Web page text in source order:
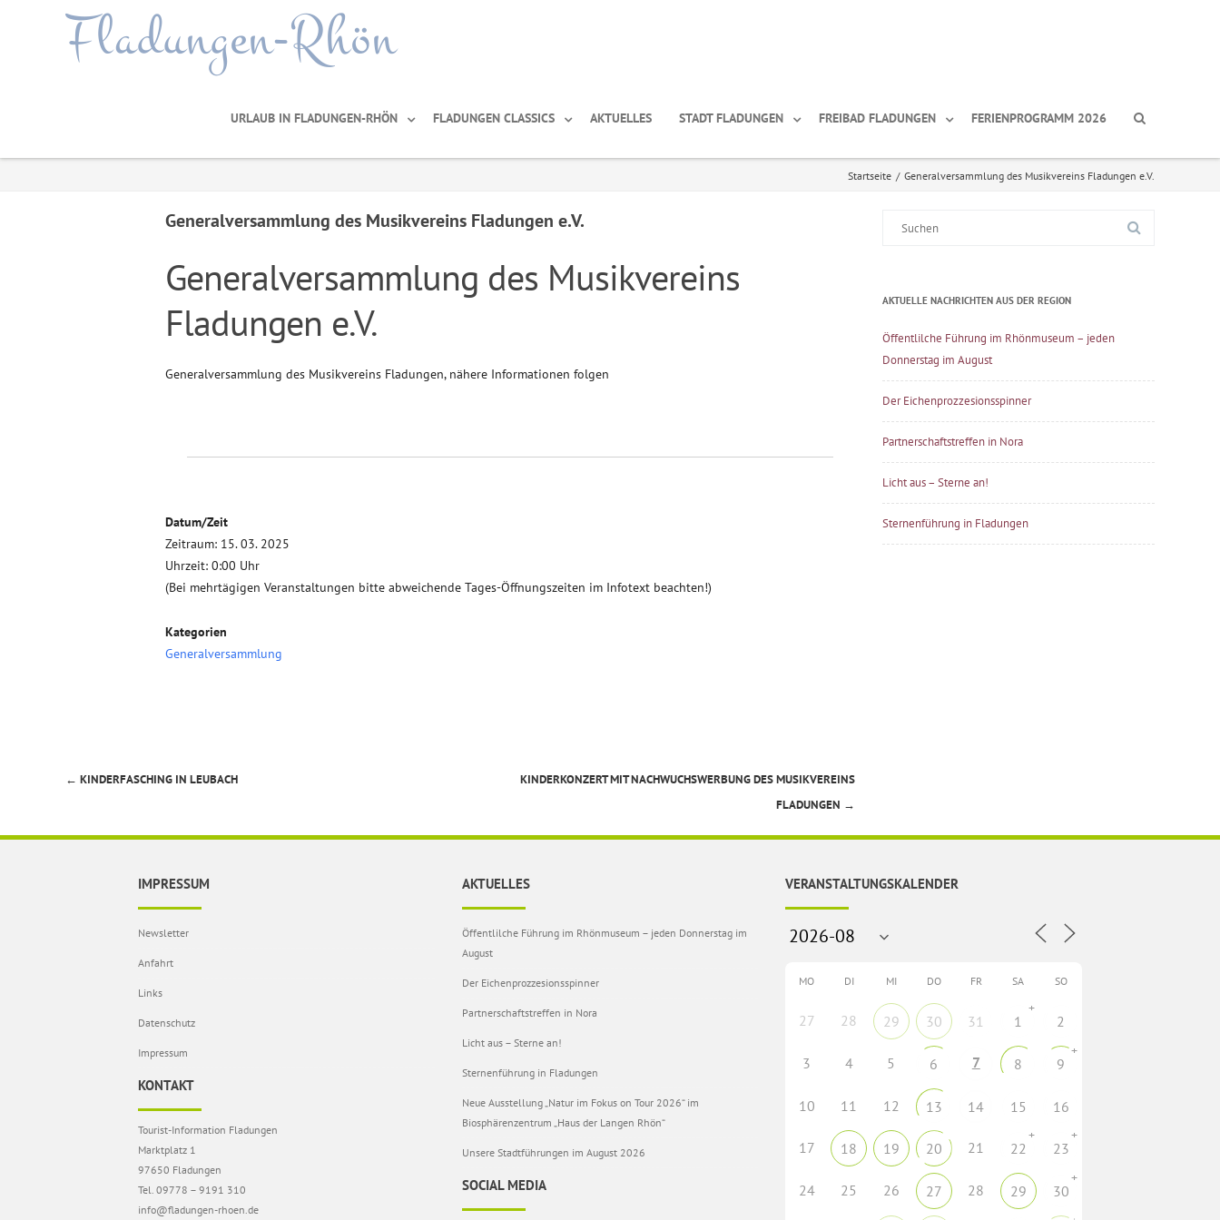
Fladungen-Rhön
URLAUB IN FLADUNGEN-RHÖN FLADUNGEN CLASSICS AKTUELLES STADT FLADUNGEN FREIBAD FLADUNGEN FERIENPROGRAMM 2026
Startseite / Generalversammlung des Musikvereins Fladungen e.V.
Generalversammlung des Musikvereins Fladungen e.V.
Generalversammlung des Musikvereins
Fladungen e.V.
Generalversammlung des Musikvereins Fladungen, nähere Informationen folgen
Datum/Zeit
Zeitraum: 15. 03. 2025
Uhrzeit: 0:00 Uhr
(Bei mehrtägigen Veranstaltungen bitte abweichende Tages-Öffnungszeiten im Infotext beachten!)
Kategorien
Generalversammlung
Beitragsnavigation
← KINDERFASCHING IN LEUBACH
KINDERKONZERT MIT NACHWUCHSWERBUNG DES MUSIKVEREINS
FLADUNGEN →
AKTUELLE NACHRICHTEN AUS DER REGION
Öffentlilche Führung im Rhönmuseum – jeden
Donnerstag im August
Der Eichenprozzesionsspinner
Partnerschaftstreffen in Nora
Licht aus – Sterne an!
Sternenführung in Fladungen
IMPRESSUM
Newsletter
Anfahrt
Links
Datenschutz
Impressum
KONTAKT
Tourist-Information Fladungen
Marktplatz 1
97650 Fladungen
Tel. 09778 – 9191 310
info@fladungen-rhoen.de
AKTUELLES
Öffentlilche Führung im Rhönmuseum – jeden Donnerstag im
August
Der Eichenprozzesionsspinner
Partnerschaftstreffen in Nora
Licht aus – Sterne an!
Sternenführung in Fladungen
Neue Ausstellung „Natur im Fokus on Tour 2026“ im
Biosphärenzentrum „Haus der Langen Rhön“
Unsere Stadtführungen im August 2026
SOCIAL MEDIA
VERANSTALTUNGSKALENDER
MO DI MI DO FR SA SO
27 28 29 30 31 1
+
2
3 4 5 6 7 8 9
+
10 11 12 13 14 15 16
17 18 19 20 21 22
+
23
+
24 25 26 27 28 29 30
+